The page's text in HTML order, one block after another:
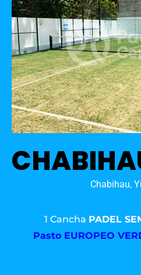
Chabihau,
1 Cancha PADEL
Pasto EUROPEO